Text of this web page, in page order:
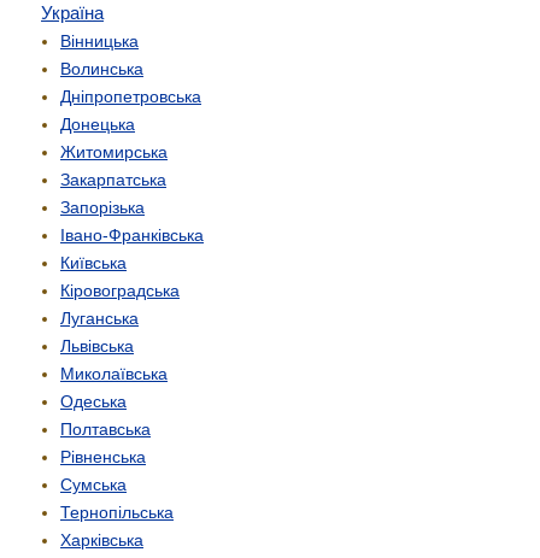
Україна
Вінницька
Волинська
Дніпропетровська
Донецька
Житомирська
Закарпатська
Запорізька
Івано-Франківська
Київська
Кіровоградська
Луганська
Львівська
Миколаївська
Одеська
Полтавська
Рівненська
Сумська
Тернопільська
Харківська